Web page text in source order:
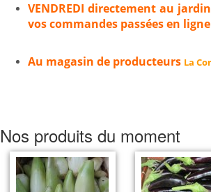
VENDREDI directement au
vos commandes passées en ligne
Au magasin de producteurs La
Nos produits du moment